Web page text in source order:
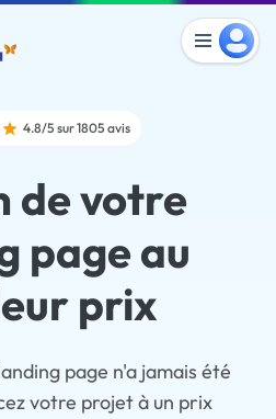
4.8/5 sur 1805 avis
de votre
page au
prix
page n'a jamais été
votre projet à un prix